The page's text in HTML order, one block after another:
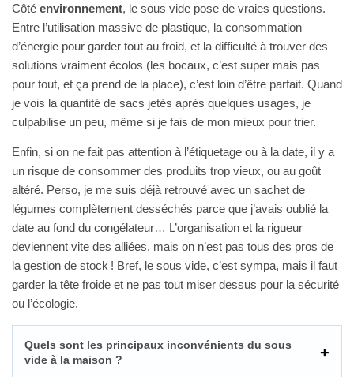
Côté environnement, le sous vide pose de vraies questions.
Entre l’utilisation massive de plastique, la consommation
d’énergie pour garder tout au froid, et la difficulté à trouver des
solutions vraiment écolos (les bocaux, c’est super mais pas
pour tout, et ça prend de la place), c’est loin d’être parfait. Quand
je vois la quantité de sacs jetés après quelques usages, je
culpabilise un peu, même si je fais de mon mieux pour trier.
Enfin, si on ne fait pas attention à l’étiquetage ou à la date, il y a
un risque de consommer des produits trop vieux, ou au goût
altéré. Perso, je me suis déjà retrouvé avec un sachet de
légumes complètement desséchés parce que j’avais oublié la
date au fond du congélateur… L’organisation et la rigueur
deviennent vite des alliées, mais on n’est pas tous des pros de
la gestion de stock ! Bref, le sous vide, c’est sympa, mais il faut
garder la tête froide et ne pas tout miser dessus pour la sécurité
ou l’écologie.
Quels sont les principaux inconvénients du sous
vide à la maison ?